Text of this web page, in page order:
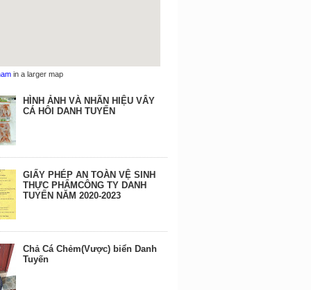
in a larger map
HÌNH ẢNH VÀ NHÃN HIỆU VÂY
CÁ HÔI DANH TUYẾN
GIẤY PHÉP AN TOÀN VỆ SINH
THỰC PHẨMCÔNG TY DANH
TUYẾN NĂM 2020-2023
Chả Cá Chẻm(Vược) biển Danh
Tuyến